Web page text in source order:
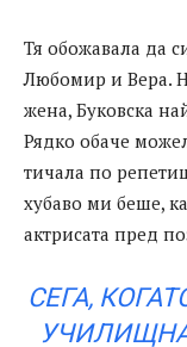
Тя обожавала да
Любомир и Вера.
жена, Буковска
Рядко обаче
тичала по
хубаво ми беше,
актрисата пред
СЕГА,
УЧИЛИЩНА